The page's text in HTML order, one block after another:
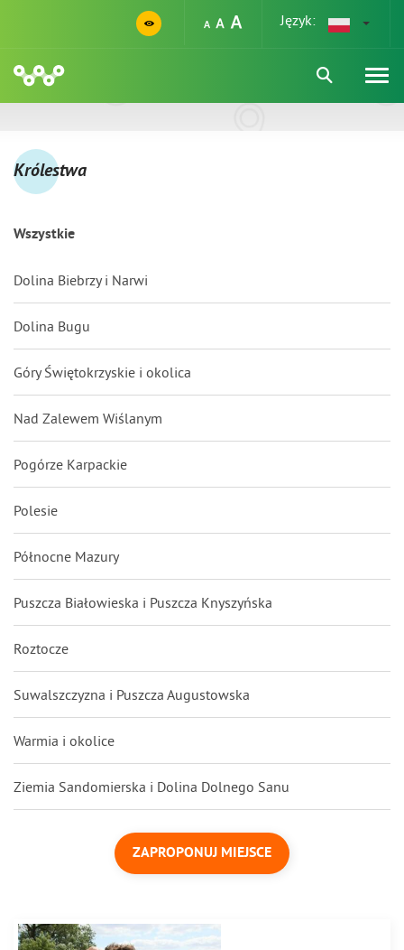
Język:
Królestwa
Wszystkie
Dolina Biebrzy i Narwi
Dolina Bugu
Góry Świętokrzyskie i okolica
Nad Zalewem Wiślanym
Pogórze Karpackie
Polesie
Północne Mazury
Puszcza Białowieska i Puszcza Knyszyńska
Roztocze
Suwalszczyzna i Puszcza Augustowska
Warmia i okolice
Ziemia Sandomierska i Dolina Dolnego Sanu
ZAPROPONUJ MIEJSCE